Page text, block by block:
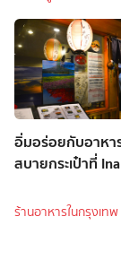
อิ่มอร่อยกับอาห
สบายกระเป๋าที่
ร้านอาหารในกรุงเทพ